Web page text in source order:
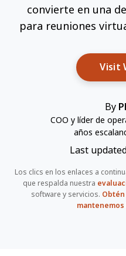
convierte en una
para reuniones
Visit
By
COO y líder de
años
Last
Los clics en los enlaces a
que respalda nuestra
software y servicios.